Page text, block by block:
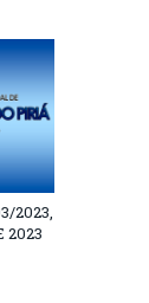
2023,
2023